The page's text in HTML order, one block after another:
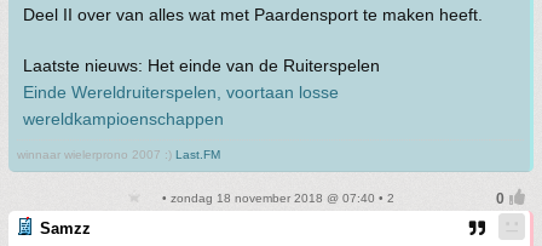
Deel II over van alles wat met Paardensport te maken heeft.
Laatste nieuws: Het einde van de Ruiterspelen
Einde Wereldruiterspelen, voortaan losse
wereldkampioenschappen
winnaar wielerprono 2007 :) Last.FM
• zondag 18 november 2018 @ 07:40 • 2
Samzz